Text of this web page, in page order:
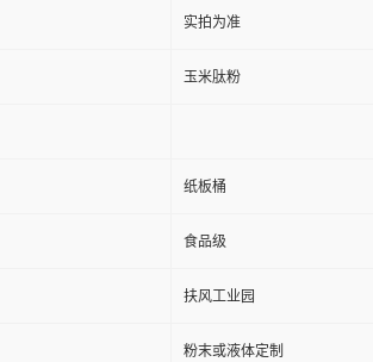
实拍为准
玉米肽粉
纸板桶
食品级
扶风工业园
粉末或液体定制